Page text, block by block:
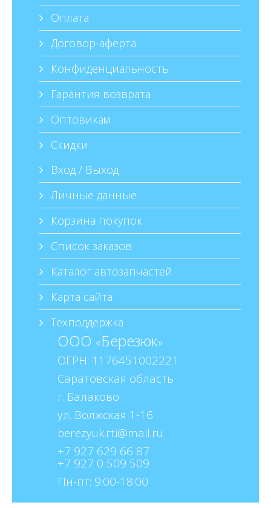
Оплата
Договор-аферта
Конфиденциальность
Гарантия возврата
Оптовикам
Скидки
Вход / Выход
Личные данные
Корзина покупок
Список заказов
Каталог автозапчастей
Карта сайта
Техподдержка
ООО «Березюк»
ОГРН: 1176451002221
Саратовская область
г. Балаково
ул. Волжская 1-16
+7 927 629 66 87
+7 927 0 509 509
Пн-пт: 9:00-18:00